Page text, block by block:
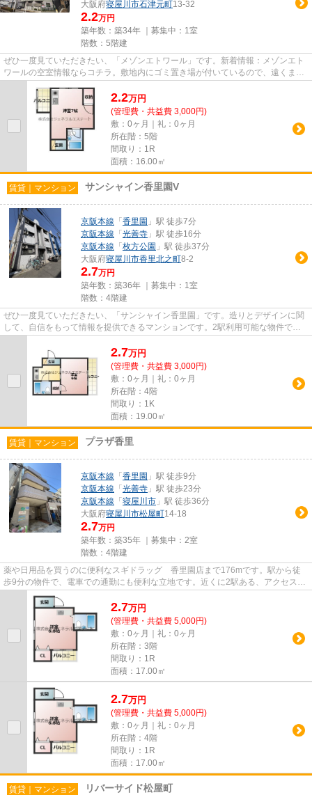
大阪府寝屋川市石津元町13-32
2.2万円
築年数：築34年 ｜募集中： 1室
階数：5階建
ぜひ一度見ていただきたい、「メゾンエトワール」です。新着情報：メゾンエト
ワールの空室情報ならコチラ。敷地内にゴミ置き場が付いているので、遠くまで
2.2万円
(管理費・共益費 3,000円)
敷：0ヶ月｜礼：0ヶ月
所在階：5階
間取り：1R
面積：16.00㎡
賃貸｜マンション サンシャイン香里園V
京阪本線 「 香里園 」駅 徒歩7分
京阪本線 「 光善寺 」駅 徒歩16分
京阪本線 「 枚方公園 」駅 徒歩37分
大阪府寝屋川市香里北之町8-2
2.7万円
築年数：築36年 ｜募集中： 1室
階数：4階建
ぜひ一度見ていただきたい、「サンシャイン香里園」です。造りとデザインに関
して、自信をもって情報を提供できるマンションです。2駅利用可能な物件で目
2.7万円
(管理費・共益費 3,000円)
敷：0ヶ月｜礼：0ヶ月
所在階：4階
間取り：1K
面積：19.00㎡
賃貸｜マンション プラザ香里
京阪本線 「 香里園 」駅 徒歩9分
京阪本線 「 光善寺 」駅 徒歩23分
京阪本線 「 寝屋川市 」駅 徒歩36分
大阪府寝屋川市松屋町14-18
2.7万円
築年数：築35年 ｜募集中： 2室
階数：4階建
薬や日用品を買うのに便利なスギドラッグ 香里園店まで176mです。駅から徒
歩9分の物件で、電車での通勤にも便利な立地です。近くに2駅ある、アクセスが
良い物件です。こちらの物件は...
2.7万円
(管理費・共益費 5,000円)
敷：0ヶ月｜礼：0ヶ月
所在階：3階
間取り：1R
面積：17.00㎡
2.7万円
(管理費・共益費 5,000円)
敷：0ヶ月｜礼：0ヶ月
所在階：4階
間取り：1R
面積：17.00㎡
賃貸｜マンション リバーサイド松屋町